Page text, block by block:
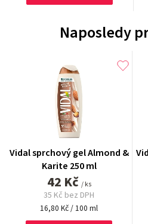
Naposledy
Vidal sprchový gel Almond &
Karite 250 ml
42 Kč / ks
35 Kč bez DPH
Měrná
16,80 Kč / 100 ml